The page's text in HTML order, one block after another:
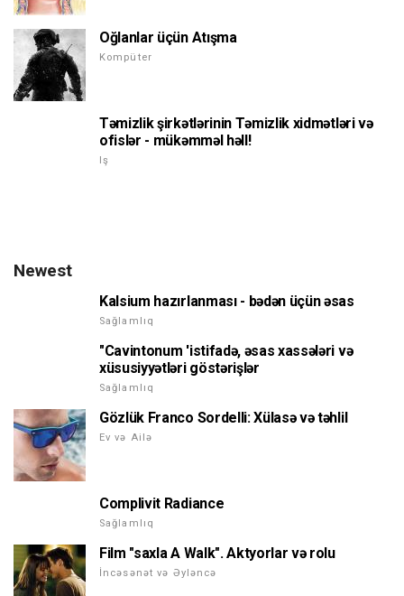
Oğlanlar üçün Atışma
Kompüter
Təmizlik şirkətlərinin Təmizlik xidmətləri və
ofislər - mükəmməl həll!
Iş
Newest
Kalsium hazırlanması - bədən üçün əsas
Sağlamlıq
"Cavintonum 'istifadə, əsas xassələri və
xüsusiyyətləri göstərişlər
Sağlamlıq
Gözlük Franco Sordelli: Xülasə və təhlil
Ev və Ailə
Complivit Radiance
Sağlamlıq
Film "saxla A Walk". Aktyorlar və rolu
İncəsənət və Əyləncə